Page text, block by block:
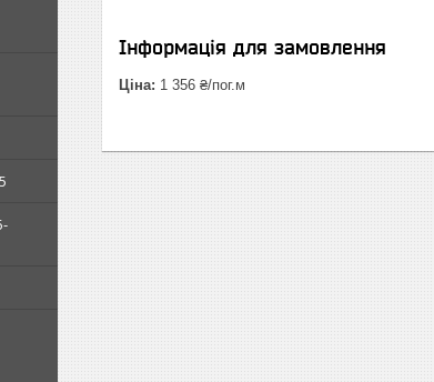
Інформація для замовлення
Ціна: 1 356 ₴/пог.м